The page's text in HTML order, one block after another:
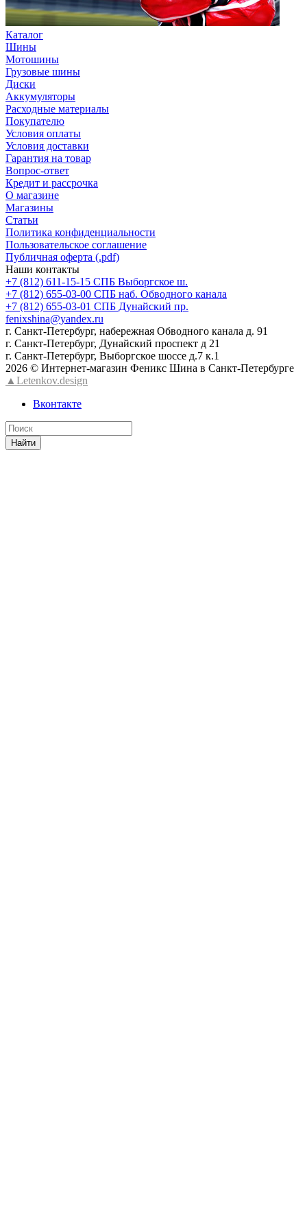
Каталог
Шины
Мотошины
Грузовые шины
Диски
Аккумуляторы
Расходные материалы
Покупателю
Условия оплаты
Условия доставки
Гарантия на товар
Вопрос-ответ
Кредит и рассрочка
О магазине
Магазины
Статьи
Политика конфиденциальности
Пользовательское соглашение
Публичная оферта (.pdf)
Наши контакты
+7 (812) 611-15-15 СПБ Выборгское ш.
+7 (812) 655-03-00 СПБ наб. Обводного канала
+7 (812) 655-03-01 СПБ Дунайский пр.
fenixshina@yandex.ru
г. Санкт-Петербург, набережная Обводного канала д. 91
г. Санкт-Петербург, Дунайский проспект д 21
г. Санкт-Петербург, Выборгское шоссе д.7 к.1
2026 © Интернет-магазин Феникс Шина в Санкт-Петербурге
▲Letenkov.design
Вконтакте
Найти